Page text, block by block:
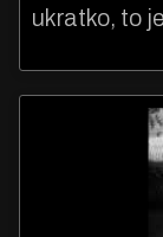
ukratko, to